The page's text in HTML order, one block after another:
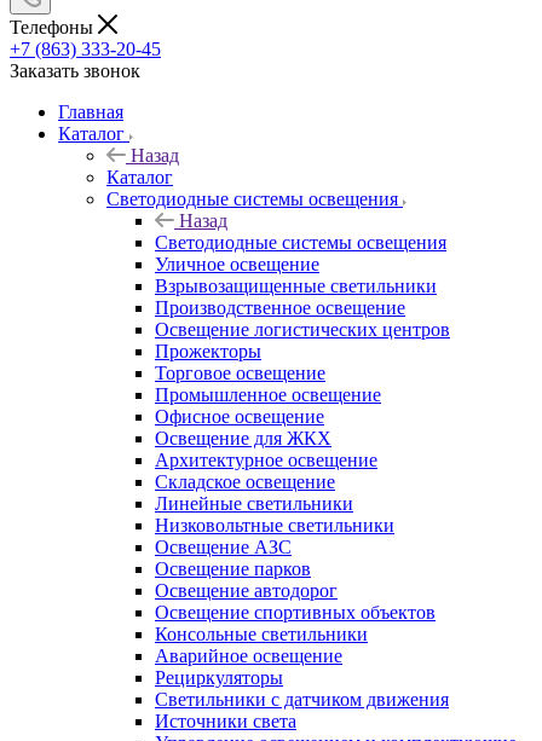
Телефоны
+7 (863) 333-20-45
Заказать звонок
Главная
Каталог
Назад
Каталог
Светодиодные системы освещения
Назад
Светодиодные системы освещения
Уличное освещение
Взрывозащищенные светильники
Производственное освещение
Освещение логистических центров
Прожекторы
Торговое освещение
Промышленное освещение
Офисное освещение
Освещение для ЖКХ
Архитектурное освещение
Складское освещение
Линейные светильники
Низковольтные светильники
Освещение АЗС
Освещение парков
Освещение автодорог
Освещение спортивных объектов
Консольные светильники
Аварийное освещение
Рециркуляторы
Светильники с датчиком движения
Источники света